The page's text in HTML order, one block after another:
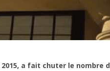
a fait chuter le nombre